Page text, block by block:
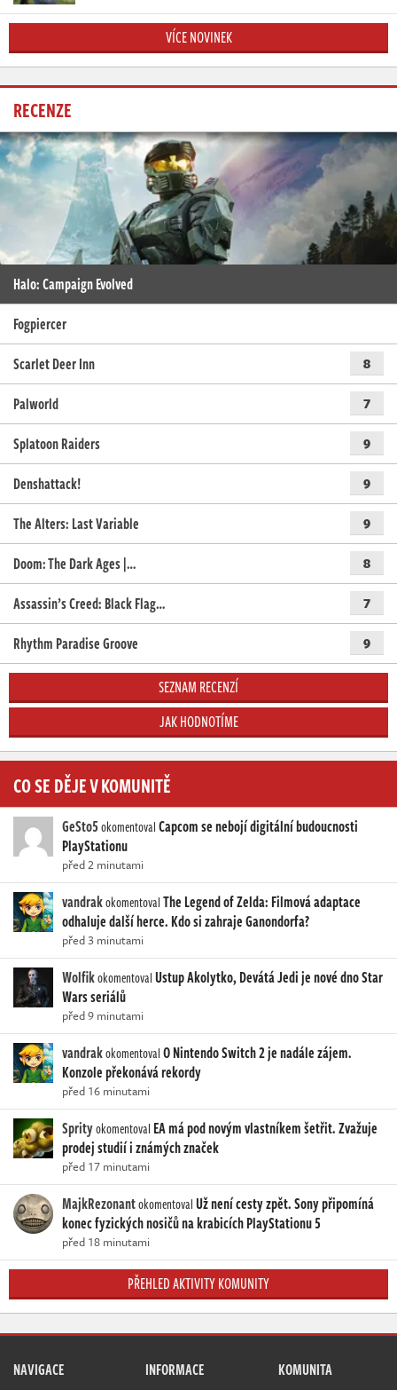
VÍCE NOVINEK
RECENZE
Halo: Campaign Evolved
Fogpiercer
Scarlet Deer Inn
8
Palworld 7
Splatoon Raiders 9
Denshattack! 9
The Alters: Last Variable 9
Doom: The Dark Ages |… 8
Assassin’s Creed: Black Flag… 7
Rhythm Paradise Groove 9
SEZNAM RECENZÍ
JAK HODNOTÍME
CO SE DĚJE V KOMUNITĚ
GeSto5okomentovalCapcom se nebojí digitální budoucnosti
PlayStationu
před 2 minutami
vandrakokomentovalThe Legend of Zelda: Filmová adaptace
odhaluje další herce. Kdo si zahraje Ganondorfa?
před 3 minutami
WolfikokomentovalUstup Akolytko, Devátá Jedi je nové dno Star
Wars seriálů
před 9 minutami
vandrakokomentovalO Nintendo Switch 2 je nadále zájem.
Konzole překonává rekordy
před 16 minutami
Sprityokomentoval EA má pod novým vlastníkem šetřit. Zvažuje
prodej studií i známých značek
před 17 minutami
MajkRezonantokomentovalUž není cesty zpět. Sony připomíná
konec fyzických nosičů na krabicích PlayStationu 5
před 18 minutami
PŘEHLED AKTIVITY KOMUNITY
NAVIGACE INFORMACE KOMUNITA